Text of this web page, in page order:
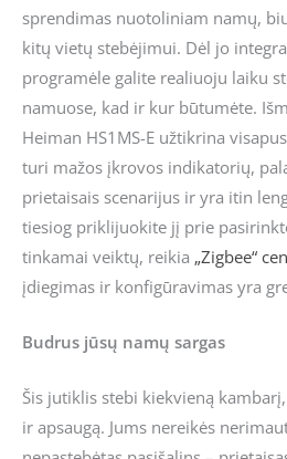
sprendimas nuotoliniam namų,
kitų vietų stebėjimui. Dėl jo
programėle galite realiuoju laiku
namuose, kad ir kur būtumėte.
Heiman HS1MS-E užtikrina
turi mažos įkrovos indikatorių,
prietaisais scenarijus ir yra itin
tiesiog priklijuokite jį prie
tinkamai veiktų, reikia „Zigbee“
įdiegimas ir konfigūravimas yra
Budrus jūsų namų sargas
Šis jutiklis stebi kiekvieną
ir apsaugą. Jums nereikės